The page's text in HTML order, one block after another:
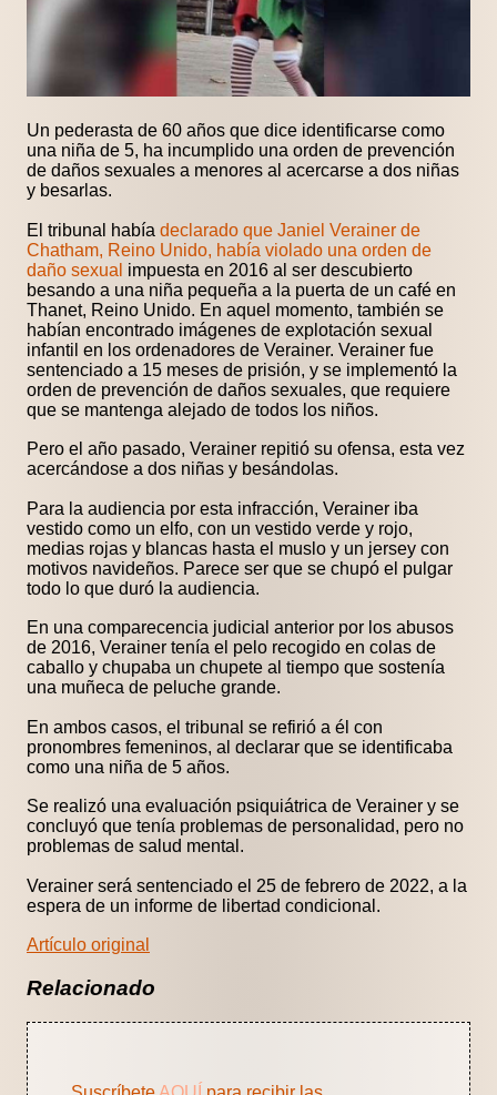
Un pederasta de 60 años que dice identificarse como
una niña de 5, ha incumplido una orden de prevención
de daños sexuales a menores al acercarse a dos niñas
y besarlas.
El tribunal había declarado que Janiel Verainer de
Chatham, Reino Unido, había violado una orden de
daño sexual impuesta en 2016 al ser descubierto
besando a una niña pequeña a la puerta de un café en
Thanet, Reino Unido. En aquel momento, también se
habían encontrado imágenes de explotación sexual
infantil en los ordenadores de Verainer. Verainer fue
sentenciado a 15 meses de prisión, y se implementó la
orden de prevención de daños sexuales, que requiere
que se mantenga alejado de todos los niños.
Pero el año pasado, Verainer repitió su ofensa, esta vez
acercándose a dos niñas y besándolas.
Para la audiencia por esta infracción, Verainer iba
vestido como un elfo, con un vestido verde y rojo,
medias rojas y blancas hasta el muslo y un jersey con
motivos navideños. Parece ser que se chupó el pulgar
todo lo que duró la audiencia.
En una comparecencia judicial anterior por los abusos
de 2016, Verainer tenía el pelo recogido en colas de
caballo y chupaba un chupete al tiempo que sostenía
una muñeca de peluche grande.
En ambos casos, el tribunal se refirió a él con
pronombres femeninos, al declarar que se identificaba
como una niña de 5 años.
Se realizó una evaluación psiquiátrica de Verainer y se
concluyó que tenía problemas de personalidad, pero no
problemas de salud mental.
Verainer será sentenciado el 25 de febrero de 2022, a la
espera de un informe de libertad condicional.
Artículo original
Relacionado